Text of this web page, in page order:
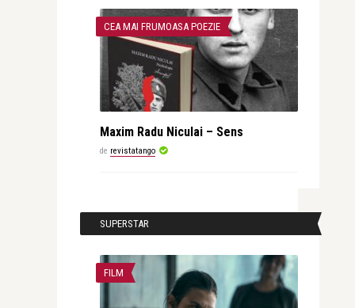
CEA MAI FRUMOASA POEZIE
Maxim Radu Niculai – Sens
de revistatango
SUPERSTAR
FILM